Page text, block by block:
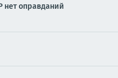
нет оправданий